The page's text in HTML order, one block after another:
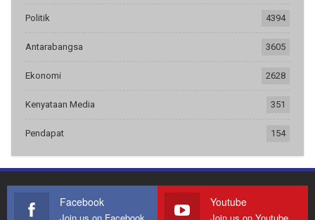
Politik 4394
Antarabangsa 3605
Ekonomi 2628
Kenyataan Media 351
Pendapat 154
Facebook Youtube